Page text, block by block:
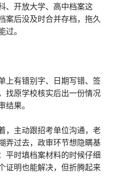
、开放大学、高中档案这
案后没及时合并存档，拖久
。
上有错别字、日期写错、签
找原学校核实后出一份情况
果。
，主动跟招考单位沟通，老
弄过去，政审环节想隐瞒基
平时填档案材料的时候仔细
证明也能解决，但折腾起来